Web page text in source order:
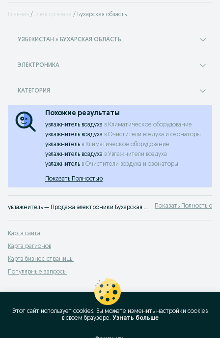
Главная Электроника Бухарская область
УЗБЕКИСТАН » БУХАРСКАЯ ОБЛАСТЬ
ЭЛЕКТРОНИКА
КАТЕГОРИЯ
Похожие результаты
увлажнитель воздуха в Климатическое оборудование
увлажнитель воздуха в Очистители воздуха и озонаторы
увлажнитель в Климатическое оборудование
увлажнитель воздуха в Увлажнители воздуха
увлажнитель в Очистители воздуха и озонаторы
Показать Полностью
увлажнитель — Продажа электроники Бухарская область ✔️ Большой выбор новых и б/у смартфонов, наушников и аксессуаров по выгодным ценам ☝ Проверенные предложения на OLX.uz Показать Полностью
Карта сайта
Карта регионов
Карта бизнес-страницы
Популярные запросы
Этот сайт использует cookies. Вы можете изменить настройки cookies
в своeм браузере. Узнать больше